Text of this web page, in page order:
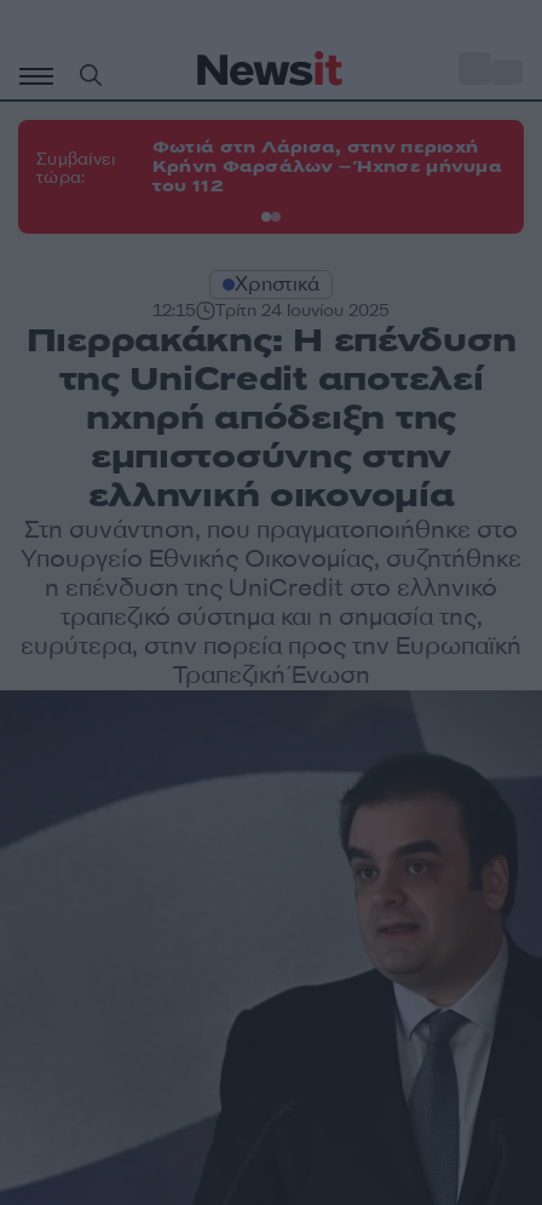
περιεχόμενο
Συμβαίνει
τώρα:
Φωτιά στη Λάρισα, στην περιοχή
Κρήνη Φαρσάλων – Ήχησε μήνυμα
του 112
Χρηστικά
12:15 Τρίτη 24 Ιουνίου 2025
Πιερρακάκης: Η επένδυση
της UniCredit αποτελεί
ηχηρή απόδειξη της
εμπιστοσύνης στην
ελληνική οικονομία
Στη συνάντηση, που πραγματοποιήθηκε στο
Υπουργείο Εθνικής Οικονομίας, συζητήθηκε
η επένδυση της UniCredit στο ελληνικό
τραπεζικό σύστημα και η σημασία της,
ευρύτερα, στην πορεία προς την Ευρωπαϊκή
Τραπεζική Ένωση